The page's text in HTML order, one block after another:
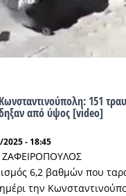
LIVE
151
από ύψος [video]
- 18:45
6,2 βαθμών που
την